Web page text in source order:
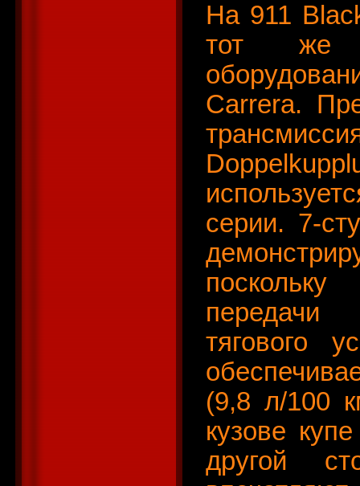
На 911
тот же
Carrera.
серии. 7-
передачи
тягового
(9,8 л/100
кузове
другой